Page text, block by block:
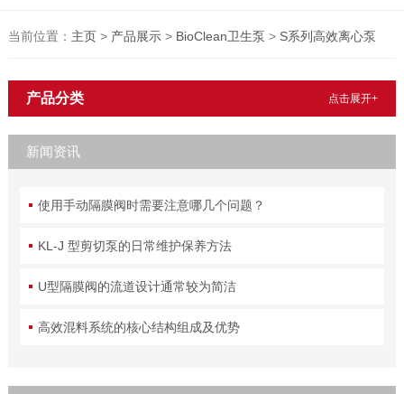
当前位置： 主页> 产品展示> BioClean卫生泵 > S系列高效离心泵
产品分类 点击展开+
新闻资讯
使用手动隔膜阀时需要注意哪几个问题？
KL-J 型剪切泵的日常维护保养方法
U型隔膜阀的流道设计通常较为简洁
高效混料系统的核心结构组成及优势